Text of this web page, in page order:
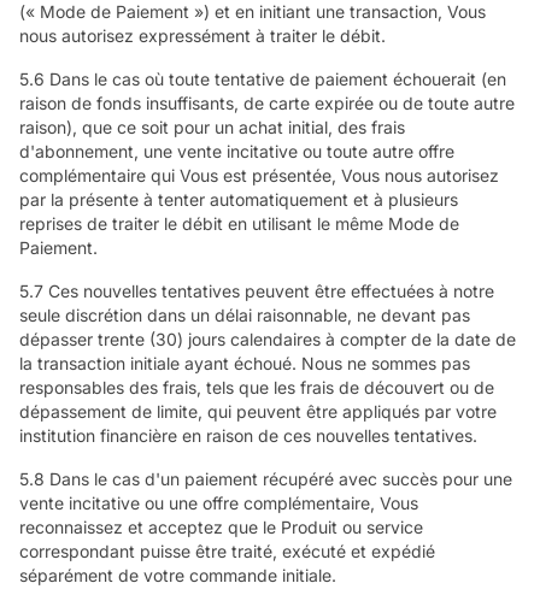
(« Mode de Paiement ») et en initiant une transaction, Vous
nous autorisez expressément à traiter le débit.
5.6 Dans le cas où toute tentative de paiement échouerait (en
raison de fonds insuffisants, de carte expirée ou de toute autre
raison), que ce soit pour un achat initial, des frais
d'abonnement, une vente incitative ou toute autre offre
complémentaire qui Vous est présentée, Vous nous autorisez
par la présente à tenter automatiquement et à plusieurs
reprises de traiter le débit en utilisant le même Mode de
Paiement.
5.7 Ces nouvelles tentatives peuvent être effectuées à notre
seule discrétion dans un délai raisonnable, ne devant pas
dépasser trente (30) jours calendaires à compter de la date de
la transaction initiale ayant échoué. Nous ne sommes pas
responsables des frais, tels que les frais de découvert ou de
dépassement de limite, qui peuvent être appliqués par votre
institution financière en raison de ces nouvelles tentatives.
5.8 Dans le cas d'un paiement récupéré avec succès pour une
vente incitative ou une offre complémentaire, Vous
reconnaissez et acceptez que le Produit ou service
correspondant puisse être traité, exécuté et expédié
séparément de votre commande initiale.